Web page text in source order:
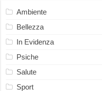
Ambiente
Bellezza
In Evidenza
Psiche
Salute
Sport